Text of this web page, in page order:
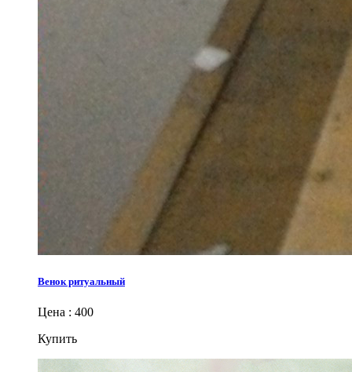
Венок ритуальный
Цена : 400
Купить